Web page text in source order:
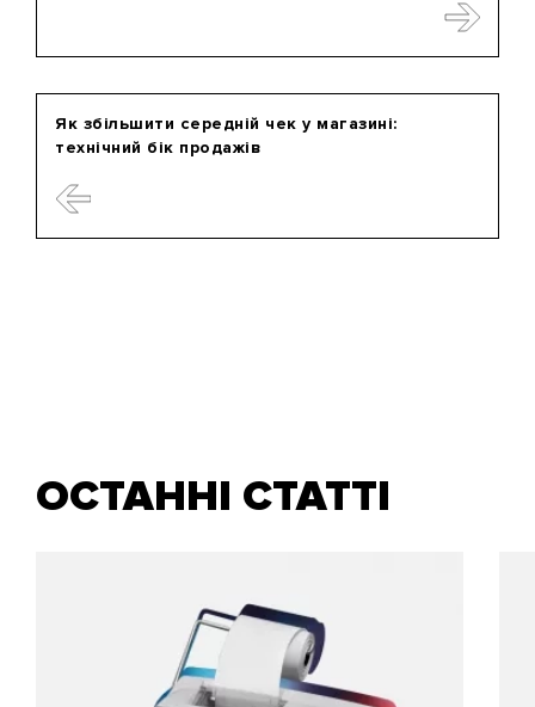
Як збільшити середній чек у магазині:
технічний бік продажів
ОСТАННІ СТАТТІ